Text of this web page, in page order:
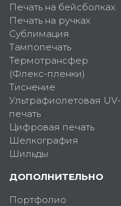
Печать на бейсболках
Печать на ручках
Сублимация
Тампопечать
Термотрансфер
(Флекс-пленки)
Тиснение
Ультрафиолетовая UV-
печать
Цифровая печать
Шелкография
Шильды
ДОПОЛНИТЕЛЬНО
Портфолио